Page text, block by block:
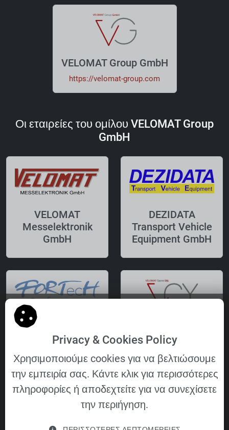
VELOMAT Group GmbH
https://velomat-group.com
Οι εταιρείες του ομίλου VELOMAT Group
GmbH
VELOMAT
Messelektronik
GmbH
DEZIDATA
Transport Vehicle
Equipment GmbH
Software GmbH
Ltd.
Privacy & Cookies Policy
Χρησιμοποιούμε cookies για να βελτιώσουμε
την εμπειρία σας. Κάντε κλικ για περισσότερες
πληροφορίες ή αποδεχτείτε για να συνεχίσετε
την περιήγηση.